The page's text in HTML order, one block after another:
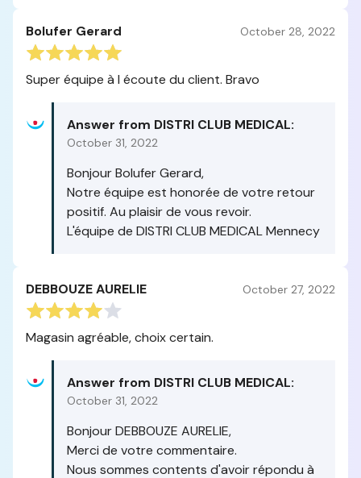
Bolufer Gerard October 28, 2022
Super équipe à l écoute du client. Bravo
Answer from DISTRI CLUB MEDICAL:
October 31, 2022
Bonjour Bolufer Gerard,
Notre équipe est honorée de votre retour
positif. Au plaisir de vous revoir.
L'équipe de DISTRI CLUB MEDICAL Mennecy
DEBBOUZE AURELIE October 27, 2022
Magasin agréable, choix certain.
Answer from DISTRI CLUB MEDICAL:
October 31, 2022
Bonjour DEBBOUZE AURELIE,
Merci de votre commentaire.
Nous sommes contents d'avoir répondu à